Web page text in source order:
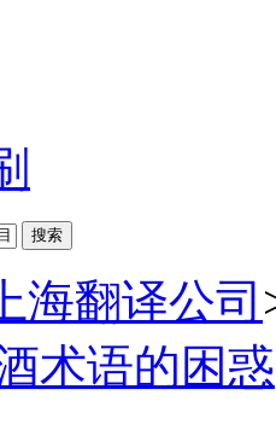
上海翻译公司
术语的困惑